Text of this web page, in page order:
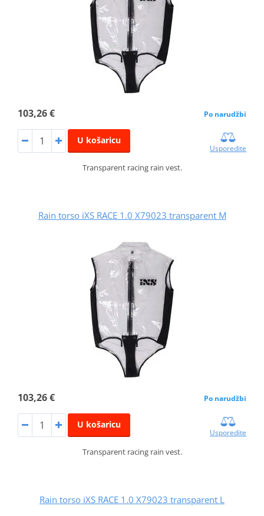
103,26 € Po narudžbi
U košaricu
Usporedite
Transparent racing rain vest.
Rain torso iXS RACE 1.0 X79023 transparent M
103,26 € Po narudžbi
U košaricu
Usporedite
Transparent racing rain vest.
Rain torso iXS RACE 1.0 X79023 transparent L